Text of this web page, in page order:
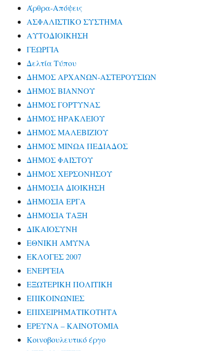
Άρθρα-Απόψεις
ΑΣΦΑΛΙΣΤΙΚΟ ΣΥΣΤΗΜΑ
ΑΥΤΟΔΙΟΙΚΗΣΗ
ΓΕΩΡΓΙΑ
Δελτία Τύπου
ΔΗΜΟΣ ΑΡΧΑΝΩΝ-ΑΣΤΕΡΟΥΣΙΩΝ
ΔΗΜΟΣ ΒΙΑΝΝΟΥ
ΔΗΜΟΣ ΓΟΡΤΥΝΑΣ
ΔΗΜΟΣ ΗΡΑΚΛΕΙΟΥ
ΔΗΜΟΣ ΜΑΛΕΒΙΖΙΟΥ
ΔΗΜΟΣ ΜΙΝΩΑ ΠΕΔΙΑΔΟΣ
ΔΗΜΟΣ ΦΑΙΣΤΟΥ
ΔΗΜΟΣ ΧΕΡΣΟΝΗΣΟΥ
ΔΗΜΟΣΙΑ ΔΙΟΙΚΗΣΗ
ΔΗΜΟΣΙΑ ΕΡΓΑ
ΔΗΜΟΣΙΑ ΤΑΞΗ
ΔΙΚΑΙΟΣΥΝΗ
ΕΘΝΙΚΗ ΑΜΥΝΑ
ΕΚΛΟΓΕΣ 2007
ΕΝΕΡΓΕΙΑ
ΕΞΩΤΕΡΙΚΗ ΠΟΛΙΤΙΚΗ
ΕΠΙΚΟΙΝΩΝΙΕΣ
ΕΠΙΧΕΙΡΗΜΑΤΙΚΟΤΗΤΑ
ΕΡΕΥΝΑ – ΚΑΙΝΟΤΟΜΙΑ
Κοινοβουλευτικό έργο